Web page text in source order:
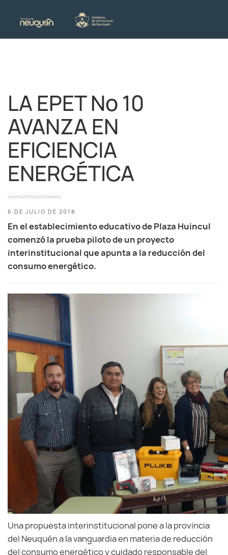
LA EPET Nº 10
AVANZA EN
EFICIENCIA
ENERGÉTICA
6 DE JULIO DE 2018
En el establecimiento educativo de Plaza Huincul
comenzó la prueba piloto de un proyecto
interinstitucional que apunta a la reducción del
consumo energético.
Una propuesta interinstitucional pone a la provincia
del Neuquén a la vanguardia en materia de reducción
del consumo energético y cuidado responsable del